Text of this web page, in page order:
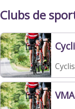
Clubs de